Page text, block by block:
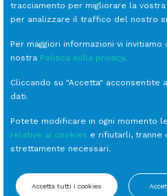
PRODOTTI CORRELATI
cm 24 (35 per cassa)
Fondo
tracciamento per migliorare la
per analizzare il traffico del nostro
Per maggiori informazioni vi
nostra Politica sulla privacy.
Cliccando su "Accetta" acconsentite
dati.
Potete modificare in ogni momento le
relative ai cookies e rifiutarli, tranne
strettamente necessari.
Accetta tutti i cookies